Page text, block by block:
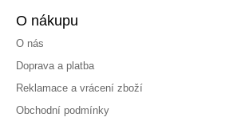
O nákupu
O nás
Doprava a platba
Reklamace a vrácení zboží
Obchodní podmínky